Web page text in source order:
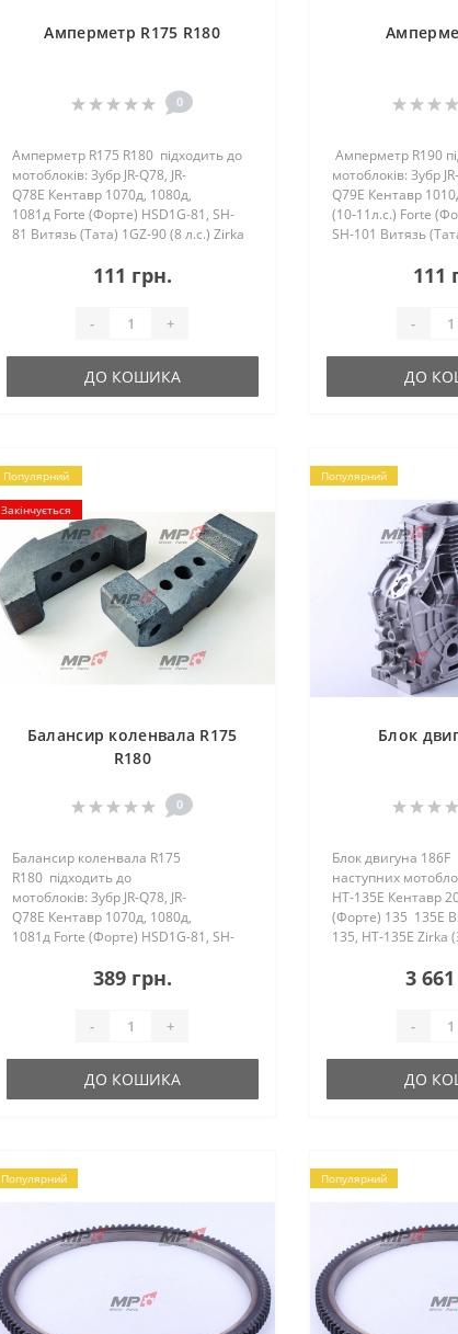
Амперметр R175 R180
0
Амперметр R175 R180 підходить до
мотоблоків: Зубр JR-Q78, JR-
Q78E Кентавр 1070д, 1080д,
1081д Forte (Форте) HSD1G-81, SH-
81 Витязь (Тата) 1GZ-90 (8 л.с.) Zirka
111 грн.
- +
ДО КОШИКА
Амперметр R190
мотоблоків: Зубр
Q79E Кентавр
(10-11л.с.) Forte
SH-101 Витязь
111
-
ДО
Популярний
Закінчується
Балансир коленвала R175
R180
0
Балансир коленвала R175
R180 підходить до
мотоблоків: Зубр JR-Q78, JR-
Q78E Кентавр 1070д, 1080д,
1081д Forte (Форте) HSD1G-81, SH-
(Зирка) 1080D, 1081D..
389 грн.
- +
ДО КОШИКА
Популярний
Блок
Блок двигуна 186F
наступних
HT-135E Кентавр
(Форте) 135 135E
135, HT-135E Zirka
3
-
ДО
Популярний Популярний